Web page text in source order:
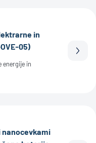
in
05)
energije in
nanocevkami